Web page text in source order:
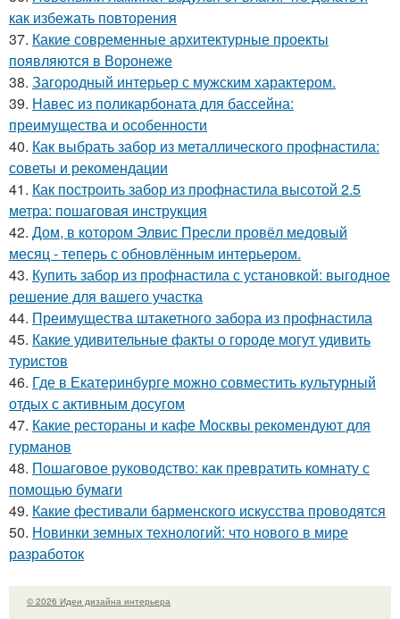
как избежать повторения
37. Какие современные архитектурные проекты
появляются в Воронеже
38. Загородный интерьер с мужским характером.
39. Навес из поликарбоната для бассейна:
преимущества и особенности
40. Как выбрать забор из металлического профнастила:
советы и рекомендации
41. Как построить забор из профнастила высотой 2.5
метра: пошаговая инструкция
42. Дом, в котором Элвис Пресли провёл медовый
месяц - теперь с обновлённым интерьером.
43. Купить забор из профнастила с установкой: выгодное
решение для вашего участка
44. Преимущества штакетного забора из профнастила
45. Какие удивительные факты о городе могут удивить
туристов
46. Где в Екатеринбурге можно совместить культурный
отдых с активным досугом
47. Какие рестораны и кафе Москвы рекомендуют для
гурманов
48. Пошаговое руководство: как превратить комнату с
помощью бумаги
49. Какие фестивали барменского искусства проводятся
50. Новинки земных технологий: что нового в мире
разработок
© 2026 Идеи дизайна интерьера